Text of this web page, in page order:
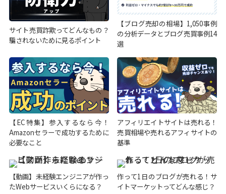
サイト売買詐欺ってどんなもの？
騙されないために見るポイント
【ブログ売却の相場】1,050事例
の分析データとブログ売買事例14
選
【EC特集】参入するなら今！
Amazonセラーで成功するために
必要なこと
アフィリエイトサイトは売れる！
売買相場や売れるアフィサイトの
基準
【動画】未経験エンジニアが作っ
たWebサービスいくらになる？
作って1日のブログが売れる！サ
イトマーケットってどんな感じ？